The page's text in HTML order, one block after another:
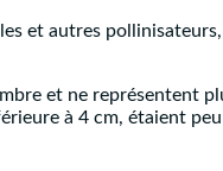
et autres
et ne représentent
à 4 cm, étaient